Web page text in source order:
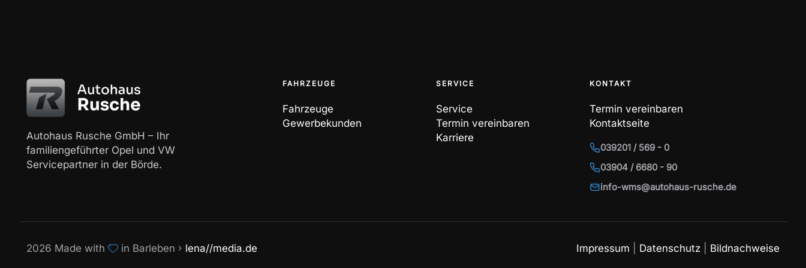
Autohaus Rusche GmbH – Ihr
familiengeführter Opel und VW
Servicepartner in der Börde.
FAHRZEUGE
Fahrzeuge
Gewerbekunden
SERVICE
Service
Termin vereinbaren
Karriere
KONTAKT
Termin vereinbaren
Kontaktseite
039201 / 569 - 0
03904 / 6680 - 90
info-wms@autohaus-rusche.de
2026 Made with in Barleben lena//media.de Impressum Datenschutz Bildnachweise